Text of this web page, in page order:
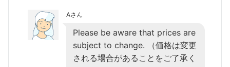
Aさん
Please be aware that prices are
subject to change. （価格は変更
される場合があることをご了承く